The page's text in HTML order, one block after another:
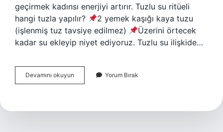
geçirmek kadınsı enerjiyi artırır. Tuzlu su ritüeli
hangi tuzla yapılır?
2 yemek kaşığı kaya tuzu
(işlenmiş tuz tavsiye edilmez)
Üzerini örtecek
kadar su ekleyip niyet ediyoruz. Tuzlu su ilişkide…
Devamını okuyun
Tuzuyla
Nasıl
Yorum Bırak